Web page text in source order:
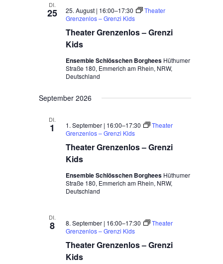
DI.
25
Theater Grenzenlos – Grenzi
Kids
25. August | 16:00–17:30
Theater
Grenzenlos – Grenzi Kids
Ensemble Schlösschen Borghees Hüthumer
Straße 180, Emmerich am Rhein, NRW,
Deutschland
September 2026
DI.
1
Theater Grenzenlos – Grenzi
Kids
1. September | 16:00–17:30
Theater
Grenzenlos – Grenzi Kids
Ensemble Schlösschen Borghees Hüthumer
Straße 180, Emmerich am Rhein, NRW,
Deutschland
DI.
8
Theater Grenzenlos – Grenzi
Kids
8. September | 16:00–17:30
Theater
Grenzenlos – Grenzi Kids